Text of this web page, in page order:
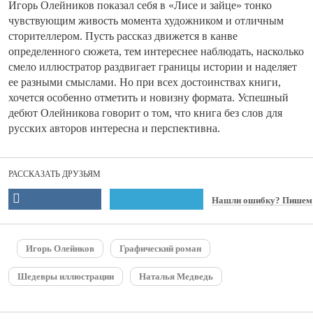
Игорь Олейников показал себя в «Лисе и зайце» тонко
чувствующим живость момента художником и отличным
сторителлером. Пусть рассказ движется в канве
определенного сюжета, тем интереснее наблюдать, насколько
смело иллюстратор раздвигает границы истории и наделяет
ее разными смыслами. Но при всех достоинствах книги,
хочется особенно отметить и новизну формата. Успешный
дебют Олейникова говорит о том, что книга без слов для
русских авторов интересна и перспективна.
РАССКАЗАТЬ ДРУЗЬЯМ
Нашли ошибку? Пишем
Игорь Олейнков Графический роман
Шедевры иллюстрации Наталья Медведь